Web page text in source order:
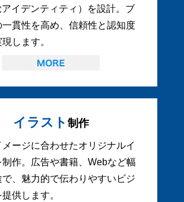
イデンティティ）を設計。ブ
一貫性を高め、信頼性と認知度
します。
イラスト 制作
メージに合わせたオリジナルイ
制作。広告や書籍、Webなど幅
で、魅力的で伝わりやすいビジ
供します。